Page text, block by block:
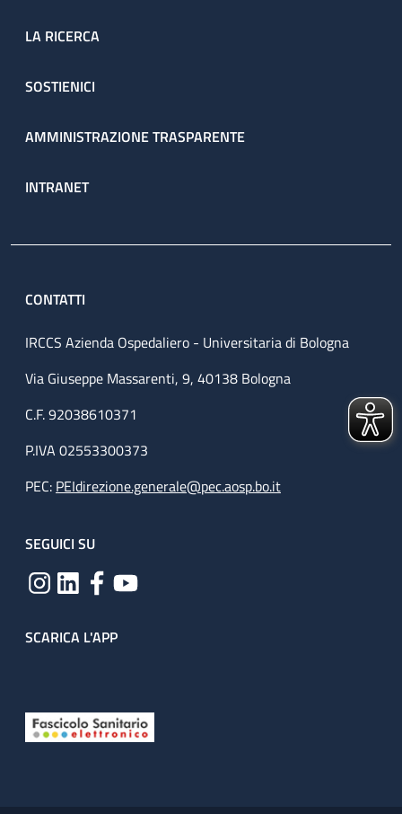
LA RICERCA
SOSTIENICI
AMMINISTRAZIONE TRASPARENTE
INTRANET
CONTATTI
IRCCS Azienda Ospedaliero - Universitaria di Bologna
Via Giuseppe Massarenti, 9, 40138 Bologna
C.F. 92038610371
P.IVA 02553300373
PEC: PEIdirezione.generale@pec.aosp.bo.it
SEGUICI SU
SCARICA L'APP